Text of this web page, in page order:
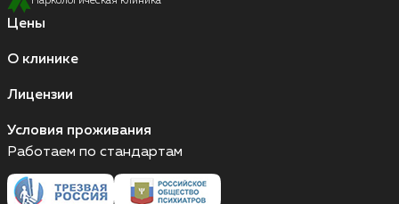
Цены
О клинике
Лицензии
Условия проживания
Работаем по стандартам